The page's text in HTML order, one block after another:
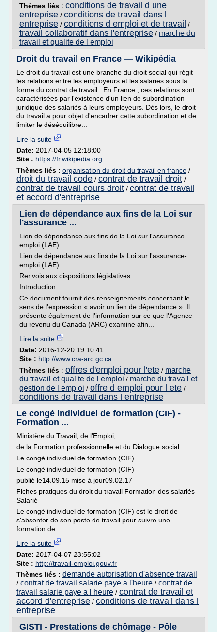
Thèmes liés : conditions de travail d une
entreprise / conditions de travail dans l
entreprise / conditions d emploi et de travail /
travail collaboratif dans l'entreprise / marche du
travail et qualite de l emploi
Droit du travail en France — Wikipédia
Le droit du travail est une branche du droit social qui régit
les relations entre les employeurs et les salariés sous la
forme du contrat de travail . En France , ces relations sont
caractérisées par l'existence d'un lien de subordination
juridique des salariés à leurs employeurs. Dès lors, le droit
du travail a pour objet d'encadrer cette subordination et de
limiter le déséquilibre...
Lire la suite
Date: 2017-04-05 12:18:00
Site : https://fr.wikipedia.org
Thèmes liés : organisation du droit du travail en france /
droit du travail code / contrat de travail droit /
contrat de travail cours droit / contrat de travail
et accord d'entreprise
Lien de dépendance aux fins de la Loi sur
l'assurance ...
Lien de dépendance aux fins de la Loi sur l'assurance-
emploi (LAE)
Lien de dépendance aux fins de la Loi sur l'assurance-
emploi (LAE)
Renvois aux dispositions législatives
Introduction
Ce document fournit des renseignements concernant le
sens de l'expression « avoir un lien de dépendance ». Il
présente également de l'information sur ce que l'Agence
du revenu du Canada (ARC) examine afin...
Lire la suite
Date: 2016-12-20 19:10:41
Site : http://www.cra-arc.gc.ca
Thèmes liés : offres d'emploi pour l'ete / marche
du travail et qualite de l emploi / marche du travail et
gestion de l emploi / offre d emploi pour l ete /
conditions de travail dans l entreprise
Le congé individuel de formation (CIF) -
Formation ...
Ministère du Travail, de l'Emploi,
de la Formation professionnelle et du Dialogue social
Le congé individuel de formation (CIF)
Le congé individuel de formation (CIF)
publié le14.09.15 mise à jour09.02.17
Fiches pratiques du droit du travail Formation des salariés
Salarié
Le congé individuel de formation (CIF) est le droit de
s'absenter de son poste de travail pour suivre une
formation de...
Lire la suite
Date: 2017-04-07 23:55:02
Site : http://travail-emploi.gouv.fr
Thèmes liés : demande autorisation d'absence travail
/ contrat de travail salarie paye a l'heure / contrat de
travail salarie paye a l heure / contrat de travail et
accord d'entreprise / conditions de travail dans l
entreprise
GISTI - Prestations de chômage - Pôle